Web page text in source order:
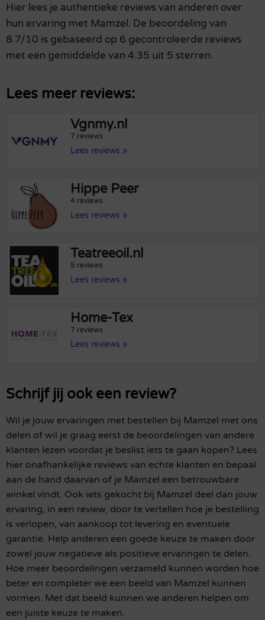
Hier lees je authentieke reviews van anderen over
hun ervaring met Mamzel. De beoordeling van
8.7/10 is gebaseerd op 6 gecontroleerde reviews
met een gemiddelde van 4.35 uit 5 sterren.
Lees meer reviews:
Vgnmy.nl
7 reviews
Lees reviews »
Hippe Peer
4 reviews
Lees reviews »
Teatreeoil.nl
5 reviews
Lees reviews »
Home-Tex
7 reviews
Lees reviews »
Schrijf jij ook een review?
Wil je jouw ervaringen met bestellen bij Mamzel met ons
delen of wil je graag eerst de beoordelingen van andere
klanten lezen voordat je beslist iets te gaan kopen? Lees
hier onafhankelijke reviews van echte klanten en bepaal
aan de hand daarvan of je Mamzel een betrouwbare
winkel vindt. Ook iets gekocht bij Mamzel deel dan jouw
ervaring, in een review, door te vertellen hoe je bestelling
is verlopen, van aankoop tot levering en eventuele
garantie. Help anderen een goede keuze te maken door
zowel jouw negatieve als positieve ervaringen te delen.
Hoe meer beoordelingen verzameld kunnen worden hoe
beter en completer we een beeld van Mamzel kunnen
vormen. Met dat beeld kunnen we anderen helpen om
een juiste keuze te maken.